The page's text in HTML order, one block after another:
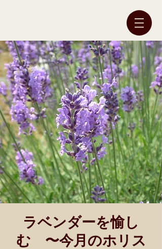
ラベンダーを愉し
む 〜今月のホリス